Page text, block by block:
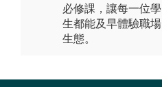
必修課，讓每一位學
生都能及早體驗職場
生態。